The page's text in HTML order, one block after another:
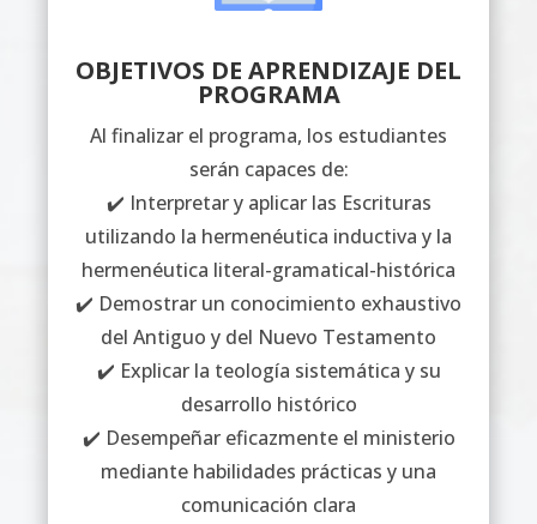
OBJETIVOS DE APRENDIZAJE DEL
PROGRAMA
Al finalizar el programa, los estudiantes
serán capaces de:
✔️ Interpretar y aplicar las Escrituras
utilizando la hermenéutica inductiva y la
hermenéutica literal-gramatical-histórica
✔️ Demostrar un conocimiento exhaustivo
del Antiguo y del Nuevo Testamento
✔️ Explicar la teología sistemática y su
desarrollo histórico
✔️ Desempeñar eficazmente el ministerio
mediante habilidades prácticas y una
comunicación clara